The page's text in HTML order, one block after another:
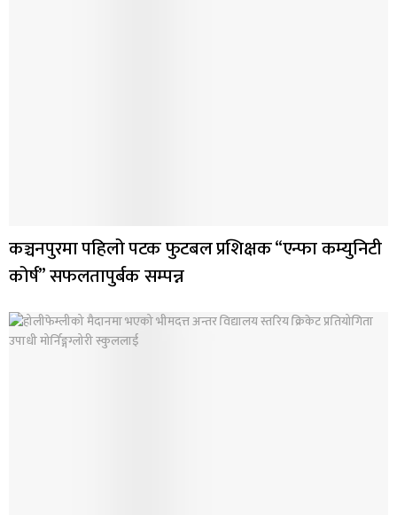
कञ्चनपुरमा पहिलो पटक फुटबल प्रशिक्षक “एन्फा कम्युनिटी
कोर्ष” सफलतापुर्बक सम्पन्न